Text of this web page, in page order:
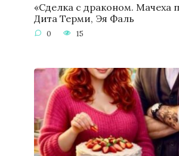
«Сделка с драконом. Мачеха
Дита Терми, Эя Фаль
0 15